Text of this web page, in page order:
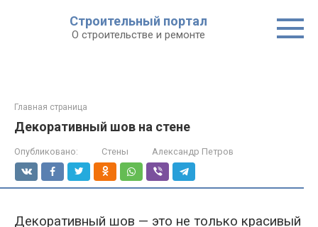
Строительный портал
О строительстве и ремонте
Главная страница
Декоративный шов на стене
Опубликовано: Стены Александр Петров
Декоративный шов — это не только красивый